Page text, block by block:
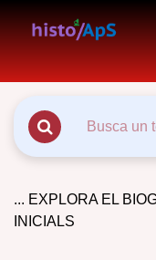
... EXPLORA EL
INICIALS